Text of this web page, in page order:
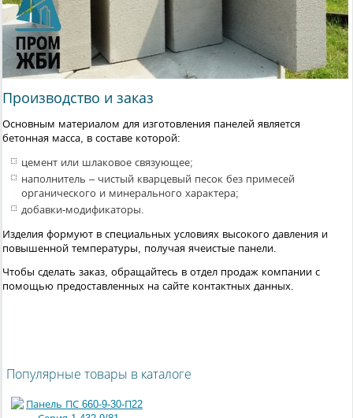
Производство и заказ
Основным материалом для изготовления панелей является
бетонная масса, в составе которой:
цемент или шлаковое связующее;
наполнитель – чистый кварцевый песок без примесей
органического и минерального характера;
добавки-модификаторы.
Изделия формуют в специальных условиях высокого давления и
повышенной температуры, получая ячеистые панели.
Чтобы сделать заказ, обращайтесь в отдел продаж компании с
помощью предоставленных на сайте контактных данных.
Популярные товары в каталоге